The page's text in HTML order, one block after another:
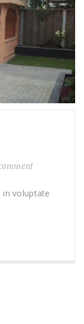
in voluptate